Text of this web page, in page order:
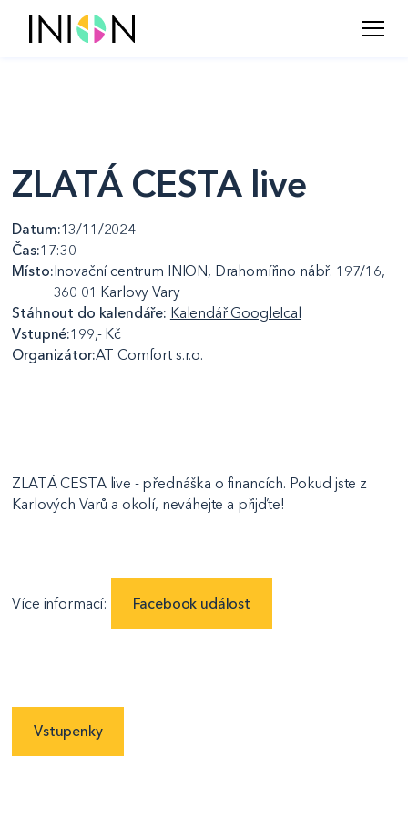
ZLATÁ CESTA live
Datum:13/11/2024
Čas:17:30
Místo:Inovační centrum INION, Drahomířino nábř. 197/16,
360 01 Karlovy Vary
Stáhnout do kalendáře: Kalendář GoogleIcal
Vstupné:199,- Kč
Organizátor:AT Comfort s.r.o.
ZLATÁ CESTA live - přednáška o financích. Pokud jste z
Karlových Varů a okolí, neváhejte a přijďte!
Více informací: Facebook událost
Vstupenky